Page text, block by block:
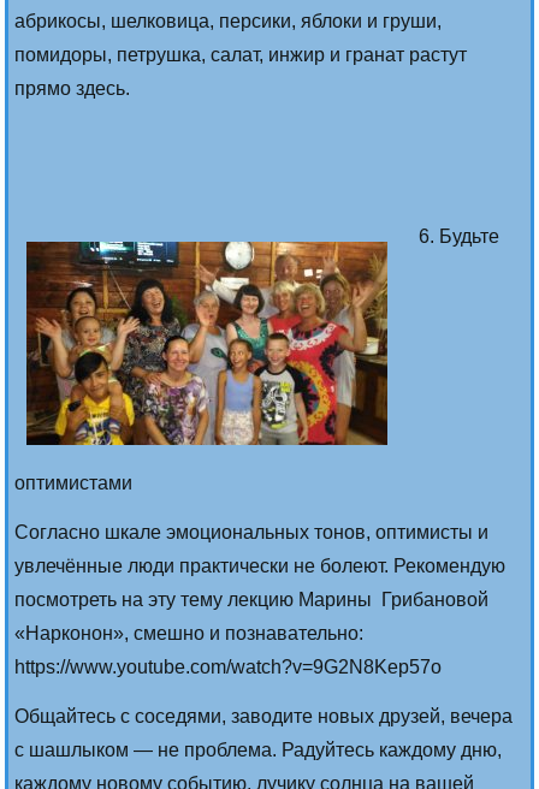
абрикосы, шелковица, персики, яблоки и груши,
помидоры, петрушка, салат, инжир и гранат растут
прямо здесь.
6. Будьте
оптимистами
Согласно шкале эмоциональных тонов, оптимисты и
увлечённые люди практически не болеют. Рекомендую
посмотреть на эту тему лекцию Марины Грибановой
«Нарконон», смешно и познавательно:
https://www.youtube.com/watch?v=9G2N8Kep57o
Общайтесь с соседями, заводите новых друзей, вечера
с шашлыком — не проблема. Радуйтесь каждому дню,
каждому новому событию, лучику солнца на вашей